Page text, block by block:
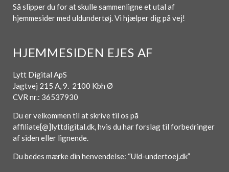
Så slipper du for at skulle sammenligne et utal af
hjemmesider med uldundertøj. Vi hjælper dig på vej!
HJEMMESIDEN EJES AF
Lytt Digital ApS
Jagtvej 215 A, 9. 2100 Kbh Ø
CVR nr.: 36537930
Du er velkommen til at skrive til os på
affiliate[@]lyttdigital.dk, hvis du har forslag til forbedringer
af siden eller lignende.
Du bedes mærke din henvendelse: “Uld-undertoej.dk”